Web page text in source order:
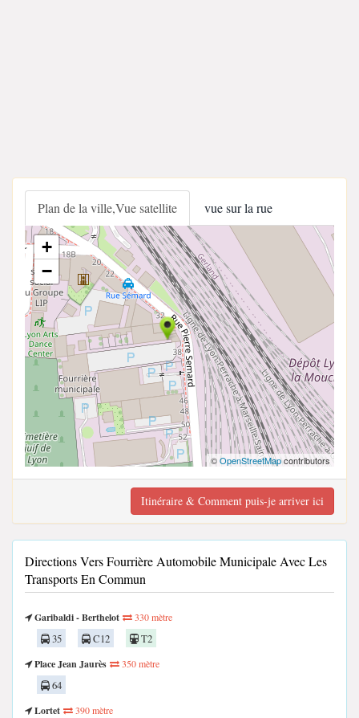
Plan de la ville,Vue satellite vue sur la rue
+
−
©OpenStreetMapcontributors
Itinéraire & Comment puis-je arriver ici
Directions Vers Fourrière Automobile Municipale Avec Les
Transports En Commun
Garibaldi - Berthelot 330 mètre
35 C12
T2
Place Jean Jaurès
350 mètre
64
Lortet
390 mètre